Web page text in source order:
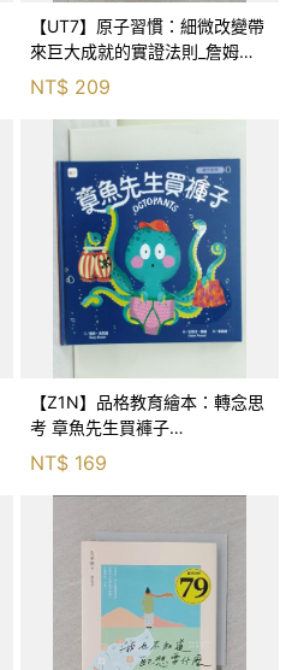
【UT7】原子習慣：細微改變帶
來巨大成就的實證法則_詹姆斯‧
克利爾, 蔡世偉
NT$ 209
【Z1N】品格教育繪本：轉念思
考 章魚先生買褲子
(Octopants)_蘇西‧西尼爾, 黃筱
NT$ 169